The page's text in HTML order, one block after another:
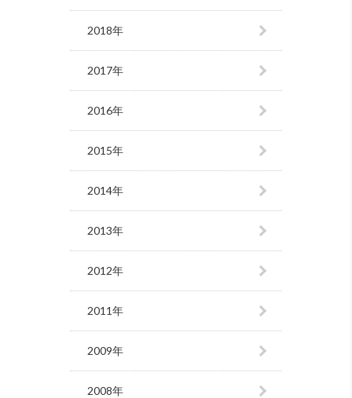
2018年
2017年
2016年
2015年
2014年
2013年
2012年
2011年
2009年
2008年